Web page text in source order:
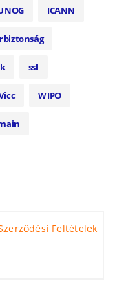
ICANN
ssl
WIPO
Feltételek